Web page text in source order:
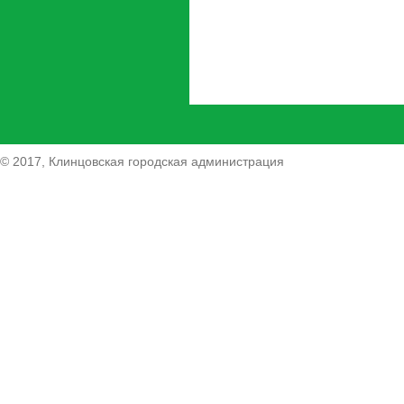
© 2017, Клинцовская городская администрация